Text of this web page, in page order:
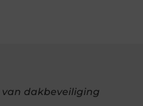
dakbeveiliging